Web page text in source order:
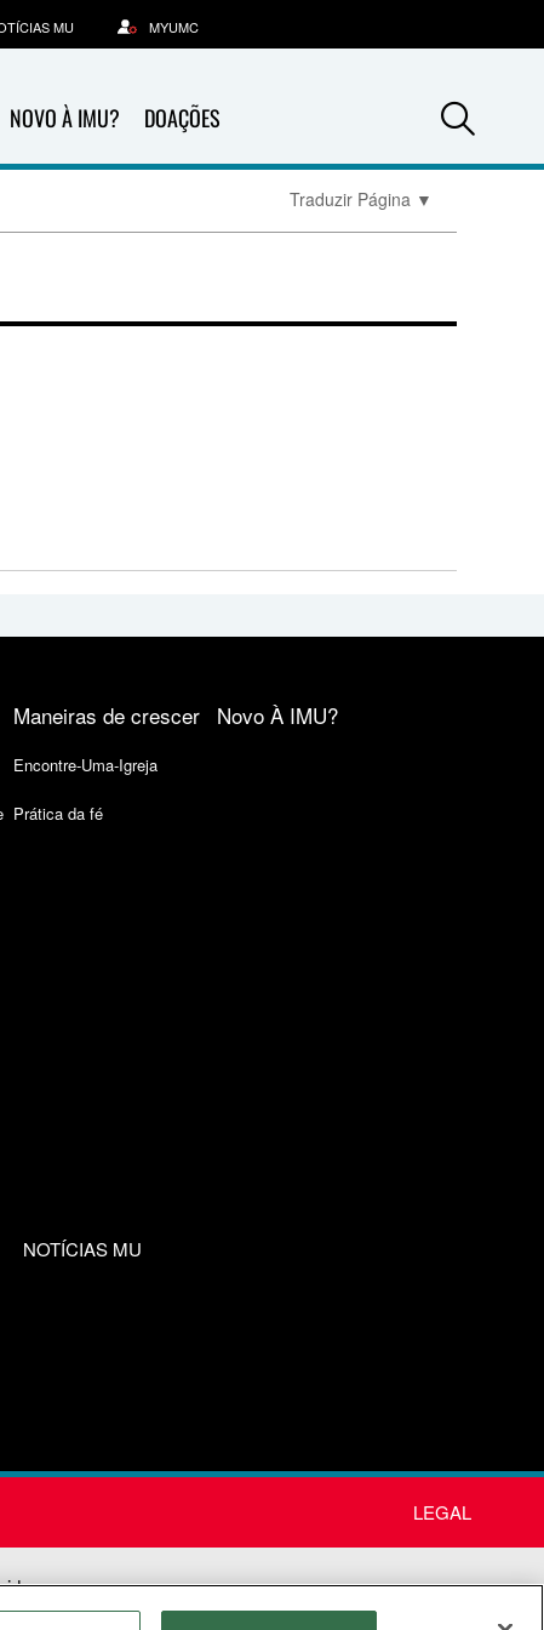
NOVO À IMU? DOAÇÕES
MU MYUMC
Traduzir Página ▼
Maneiras de crescer
Encontre-Uma-Igreja
Prática da fé
Novo À IMU?
NOTÍCIAS MU
LEGAL